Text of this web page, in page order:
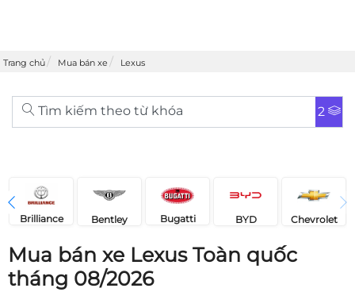
Trang chủ Mua bán xe Lexus
Tìm kiếm theo từ khóa 2
Brilliance Bentley Bugatti BYD Chevrolet
Mua bán xe Lexus Toàn quốc
tháng 08/2026